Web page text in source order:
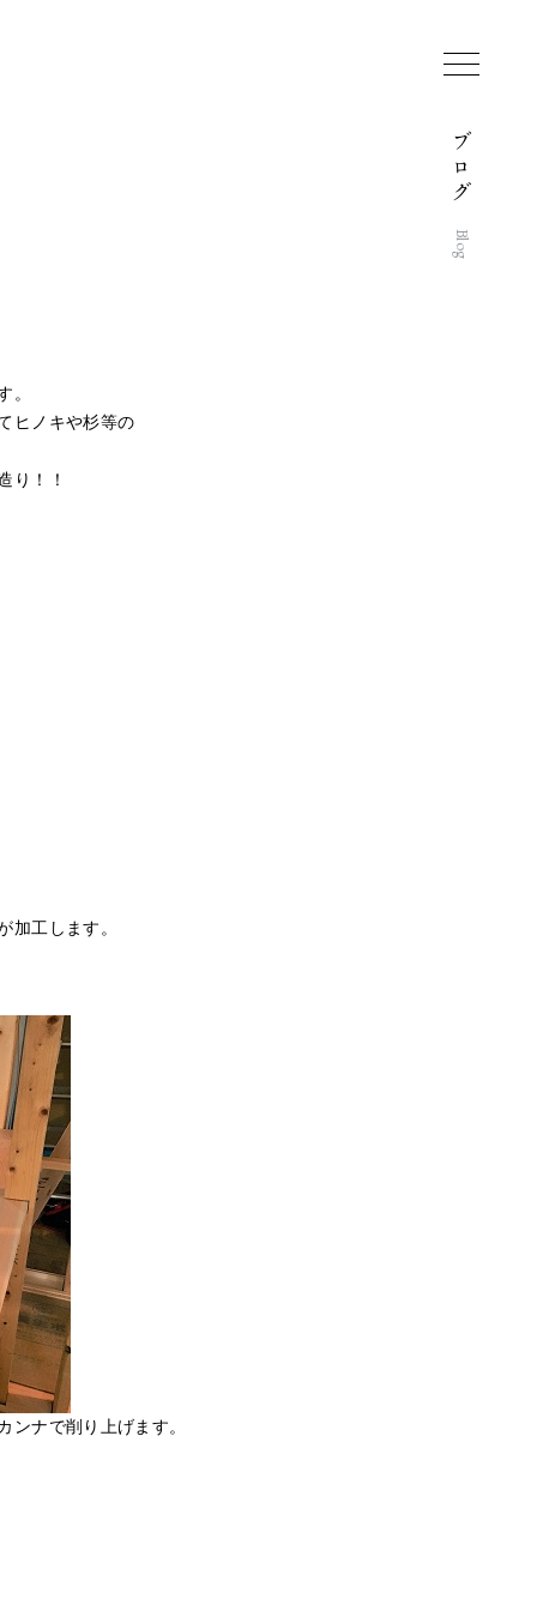
ブ
ロ
グ
Blog
。
ヒノキや杉等の
り！！
加工します。
ンナで削り上げます。